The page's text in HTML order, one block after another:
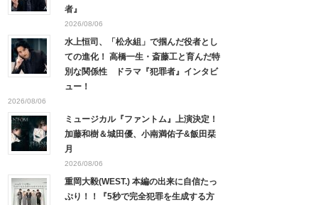
者』
2026/08/06
水上恒司、「松永組」で掴んだ役者とし
ての進化！ 高橋一生・斎藤工と育んだ特
別な関係性 ドラマ『犯罪者』インタビ
ュー！
2026/08/06
ミュージカル『ファントム』上演決定！
加藤和樹＆城田優、小南満佑子&飯田栞
月
2026/08/06
重岡大毅(WEST.) 本編の出来に自信たっ
ぷり！！『5秒で完全犯罪を生成する方